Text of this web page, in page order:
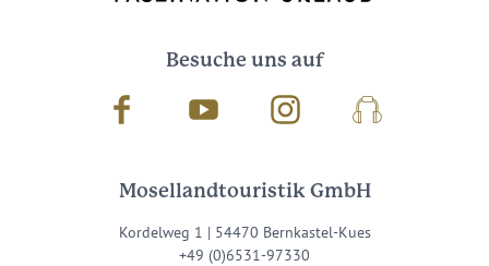
Besuche uns auf
Facebook Youtube InstagramPodcast
Mosellandtouristik GmbH
Kordelweg 1 | 54470 Bernkastel-Kues
+49 (0)6531-97330